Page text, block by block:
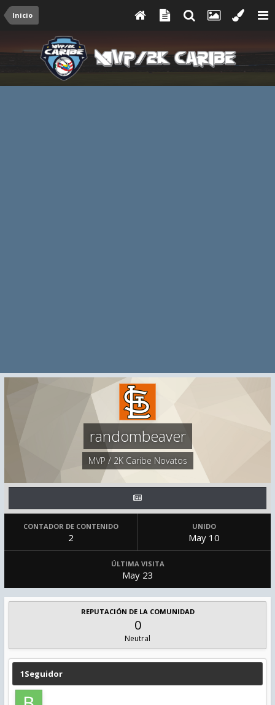
Inicio
randombeaver
MVP / 2K Caribe Novatos
CONTADOR DE CONTENIDO
2
UNIDO
May 10
ÚLTIMA VISITA
May 23
REPUTACIÓN DE LA COMUNIDAD
0
Neutral
1Seguidor